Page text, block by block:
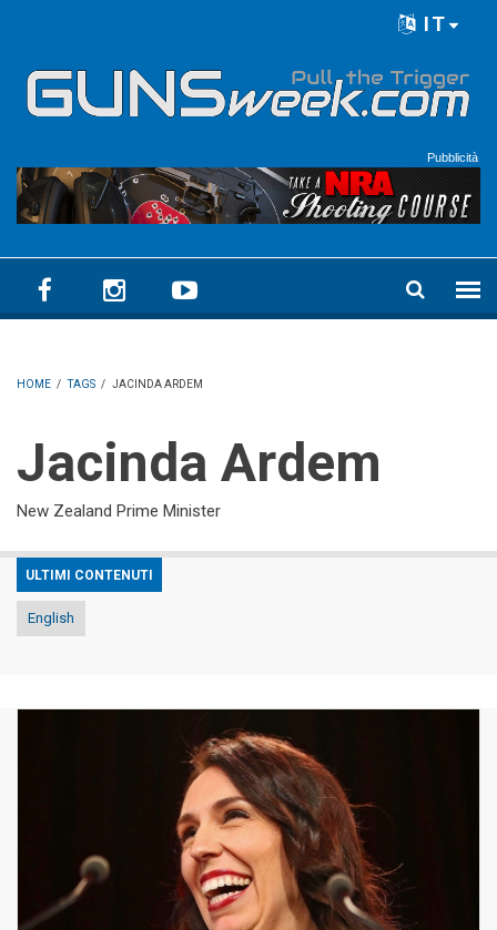
IT
Pubblicità
HOME / TAGS / JACINDA ARDEM
Jacinda Ardem
New Zealand Prime Minister
ULTIMI CONTENUTI
English